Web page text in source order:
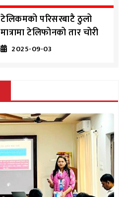
टेलिकमको परिसरबाटै ठुलो
मात्रामा टेलिफोनको तार चोरी
2025-09-03